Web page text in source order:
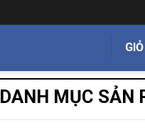
DANH MỤC SẢN